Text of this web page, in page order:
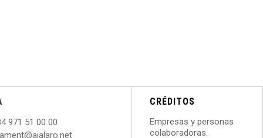
971 51 00 00
CRÉDITOS
Empresas y personas
colaboradoras.